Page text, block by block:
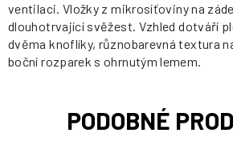
ventilaci. Vložky z mikrosíťoviny na
dlouhotrvající svěžest. Vzhled dotváří
dvěma knoflíky, různobarevná textura
boční rozparek s ohrnutým lemem.